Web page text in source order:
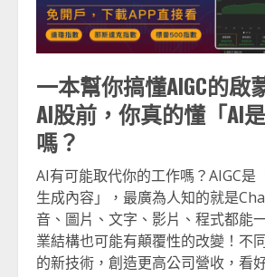
一本幫你搞懂AIGC的啟
AI股前，你真的懂「AI是
嗎？
AI有可能取代你的工作嗎？AIGC是
生成內容」，最廣為人知的就是
音、圖片、文字、影片、程式都能
業結構也可能有顛覆性的改變！不
的新技術，創造更高公司營收，看